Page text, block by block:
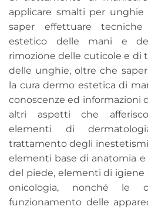
applicare smalti per
saper effettuare
estetico delle mani e
rimozione delle cuticole e di
delle unghie, oltre che
la cura dermo estetica di
conoscenze ed informazioni
altri aspetti che
elementi di
trattamento degli
elementi base di anatomia
del piede, elementi di igiene
onicologia, nonché le
funzionamento delle